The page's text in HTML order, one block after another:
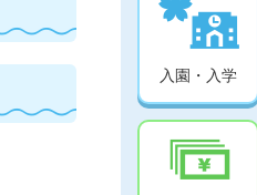
入園・入学